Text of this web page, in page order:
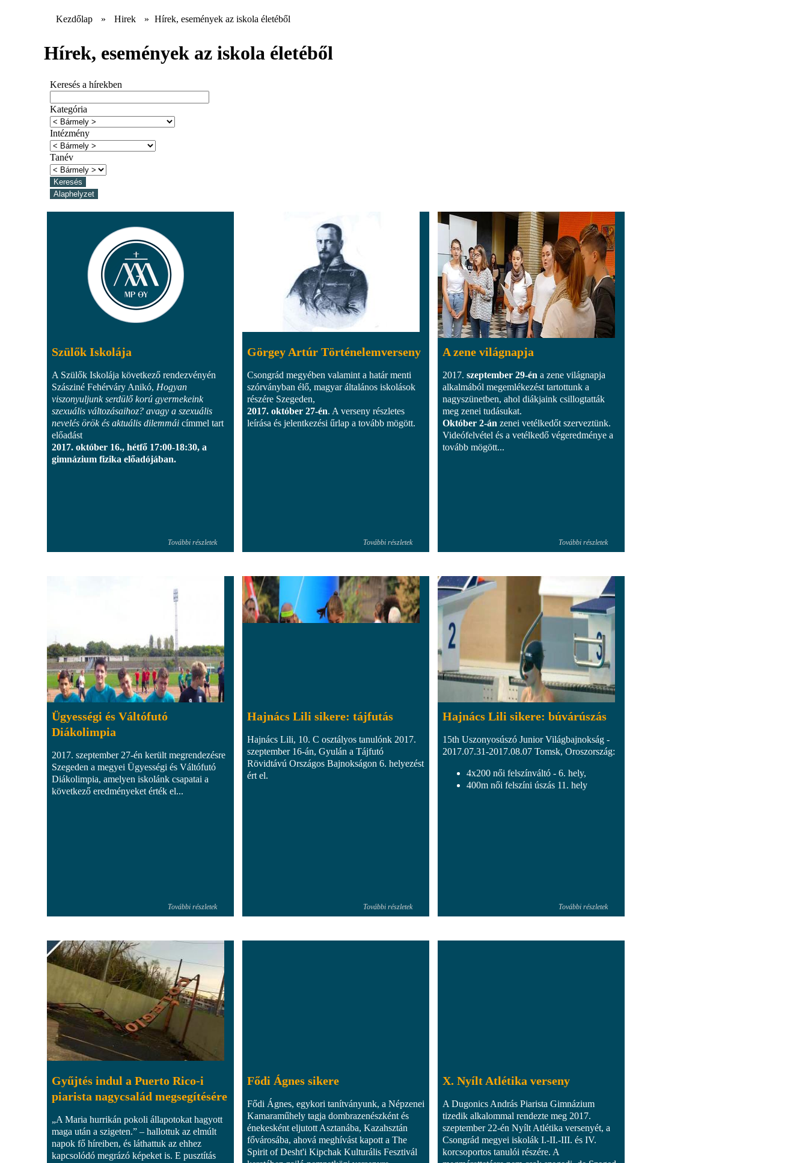
Kezdőlap » Hirek » Hírek, események az iskola életéből
Hírek, események az iskola életéből
Keresés a hírekben
Kategória
Intézmény
Tanév
Szülők Iskolája
A Szülők Iskolája következő rendezvényén
Szásziné Fehérváry Anikó, Hogyan
viszonyuljunk serdülő korú gyermekeink
szexuális változásaihoz? avagy a szexuális
nevelés örök és aktuális dilemmái címmel tart
előadást
2017. október 16., hétfő 17:00-18:30, a
gimnázium fizika előadójában.
További részletek
Görgey Artúr Történelemverseny
Csongrád megyében valamint a határ menti
szórványban élő, magyar általános iskolások
részére Szegeden,
2017. október 27-én. A verseny részletes
leírása és jelentkezési űrlap a tovább mögött.
További részletek
A zene világnapja
2017. szeptember 29-én a zene világnapja
alkalmából megemlékezést tartottunk a
nagyszünetben, ahol diákjaink csillogtatták
meg zenei tudásukat.
Október 2-án zenei vetélkedőt szerveztünk.
Videófelvétel és a vetélkedő végeredménye a
tovább mögött...
További részletek
Ügyességi és Váltófutó
Diákolimpia
2017. szeptember 27-én került megrendezésre
Szegeden a megyei Ügyességi és Váltófutó
Diákolimpia, amelyen iskolánk csapatai a
következő eredményeket érték el...
További részletek
Hajnács Lili sikere: tájfutás
Hajnács Lili, 10. C osztályos tanulónk 2017.
szeptember 16-án, Gyulán a Tájfutó
Rövidtávú Országos Bajnokságon 6. helyezést
ért el.
További részletek
Hajnács Lili sikere: búvárúszás
15th Uszonyosúszó Junior Világbajnokság -
2017.07.31-2017.08.07 Tomsk, Oroszország:
4x200 női felszínváltó - 6. hely,
400m női felszíni úszás 11. hely
További részletek
Gyűjtés indul a Puerto Rico-i
piarista nagycsalád megsegítésére
„A Maria hurrikán pokoli állapotokat hagyott
maga után a szigeten.” – hallottuk az elmúlt
napok fő híreiben, és láthattuk az ehhez
kapcsolódó megrázó képeket is. E pusztítás
Fődi Ágnes sikere
Fődi Ágnes, egykori tanítványunk, a Népzenei
Kamaraműhely tagja dombrazenészként és
énekesként eljutott Asztanába, Kazahsztán
fővárosába, ahová meghívást kapott a The
Spirit of Desht'i Kipchak Kulturális Fesztivál
X. Nyílt Atlétika verseny
A Dugonics András Piarista Gimnázium
tizedik alkalommal rendezte meg 2017.
szeptember 22-én Nyílt Atlétika versenyét, a
Csongrád megyei iskolák I.-II.-III. és IV.
korcsoportos tanulói részére. A